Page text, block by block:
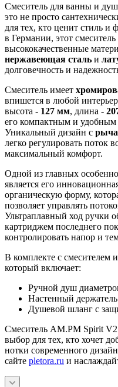
Смеситель для ванны и
это не просто
для тех, кто ценит стиль и
в Германии, этот смеситель
высококачественные
нержавеющая сталь и
долговечность и
Смеситель имеет
впишется в любой
высота - 127 мм, длина -
его компактным и удобным
Уникальный дизайн с
легко регулировать поток
максимальный комфорт.
Одной из главных
является его
органическую форму,
позволяет управлять
Ультраплавный ход ручки
картриджем последнего
контролировать напор и
В комплекте с смесителем
который включает:
Ручной душ
Настенный держатель
Душевой шланг с
Смеситель AM.PM Spirit
выбор для тех, кто хочет
нотки современного
сайте pletora.ru и